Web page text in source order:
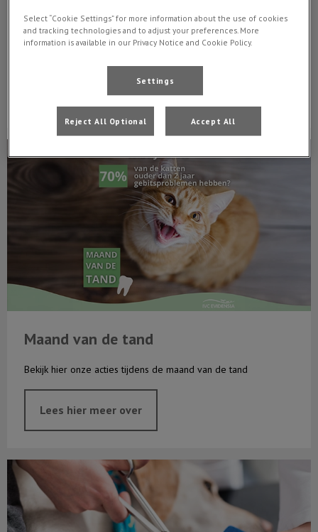
Kattenavond
Hoe maak ik mijn kat gelukkig?
Maand van de tand
Bekijk hier onze acties tijdens de maand van de tand
Lees hier meer over
Wat is een spoed?
Select “Cookie Settings” for more information about the use of cookies
and tracking technologies and to adjust your preferences. More
information is available in our Privacy Notice and Cookie Policy.
Settings
Reject All Optional Accept All